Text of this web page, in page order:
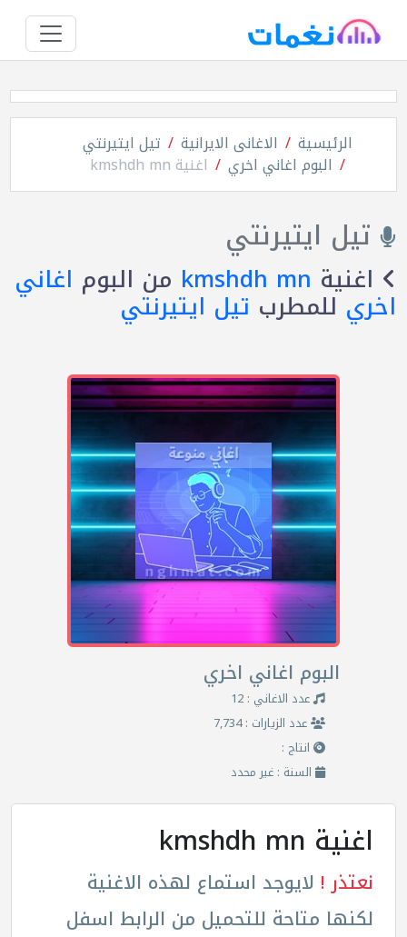
الرئيسية الاغانى الايرانية تيل ايتيرنتي
البوم اغاني اخري اغنية kmshdh mn
تيل ايتيرنتي
اغنية kmshdh mn من البوم اغاني
اخري للمطرب تيل ايتيرنتي
البوم اغاني اخري
عدد الاغاني : 12
عدد الزيارات : 7,734
انتاج :
السنة : غير محدد
اغنية kmshdh mn
نعتذر ! لايوجد استماع لهذه الاغنية
لكنها متاحة للتحميل من الرابط اسفل